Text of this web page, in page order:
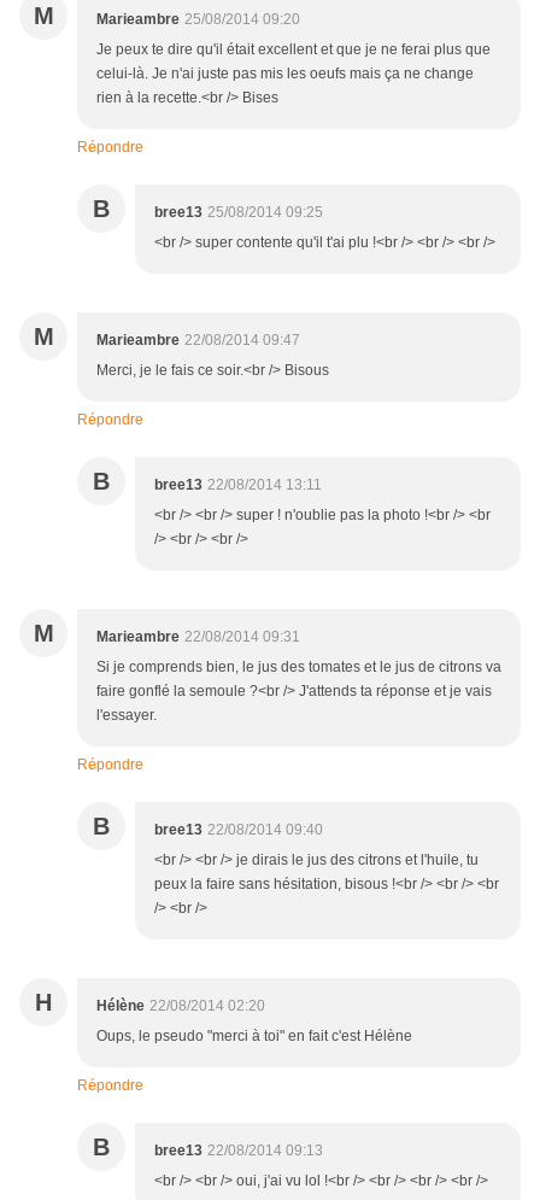
M Marieambre 25/08/2014 09:20
Je peux te dire qu'il était excellent et que je ne ferai plus que
celui-là. Je n'ai juste pas mis les oeufs mais ça ne change
rien à la recette.<br /> Bises
Répondre
B bree13 25/08/2014 09:25
<br /> super contente qu'il t'ai plu !<br /> <br /> <br />
M Marieambre 22/08/2014 09:47
Merci, je le fais ce soir.<br /> Bisous
Répondre
B bree13 22/08/2014 13:11
<br /> <br /> super ! n'oublie pas la photo !<br /> <br
/> <br /> <br />
M Marieambre 22/08/2014 09:31
Si je comprends bien, le jus des tomates et le jus de citrons va
faire gonflé la semoule ?<br /> J'attends ta réponse et je vais
l'essayer.
Répondre
B bree13 22/08/2014 09:40
<br /> <br /> je dirais le jus des citrons et l'huile, tu
peux la faire sans hésitation, bisous !<br /> <br /> <br
/> <br />
H Hélène 22/08/2014 02:20
Oups, le pseudo "merci à toi" en fait c'est Hélène
Répondre
B bree13 22/08/2014 09:13
<br /> <br /> oui, j'ai vu lol !<br /> <br /> <br /> <br />